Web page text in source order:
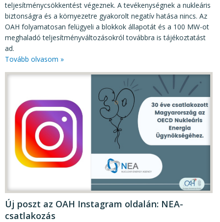
teljesítménycsökkentést végeznek. A tevékenységnek a nukleáris
biztonságra és a környezetre gyakorolt negatív hatása nincs. Az
OAH folyamatosan felügyeli a blokkok állapotát és a 100 MW-ot
meghaladó teljesítményváltozásokról továbbra is tájékoztatást
ad.
Tovább olvasom »
Új poszt az OAH Instagram oldalán: NEA-
csatlakozás